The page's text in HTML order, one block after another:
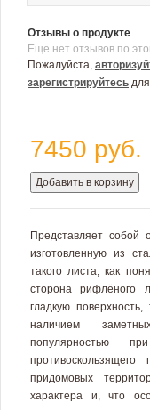
Отзывы о продукте
Еще нет отзывов по
Пожалуйста,
зарегистрируйтесь
7450 руб.
Добавить в корзину
Представляет собой
изготовленную из
такого листа, как
сторонарифлёного
гладкую поверхность,
наличием
популярностью
придомовых
характера и, что